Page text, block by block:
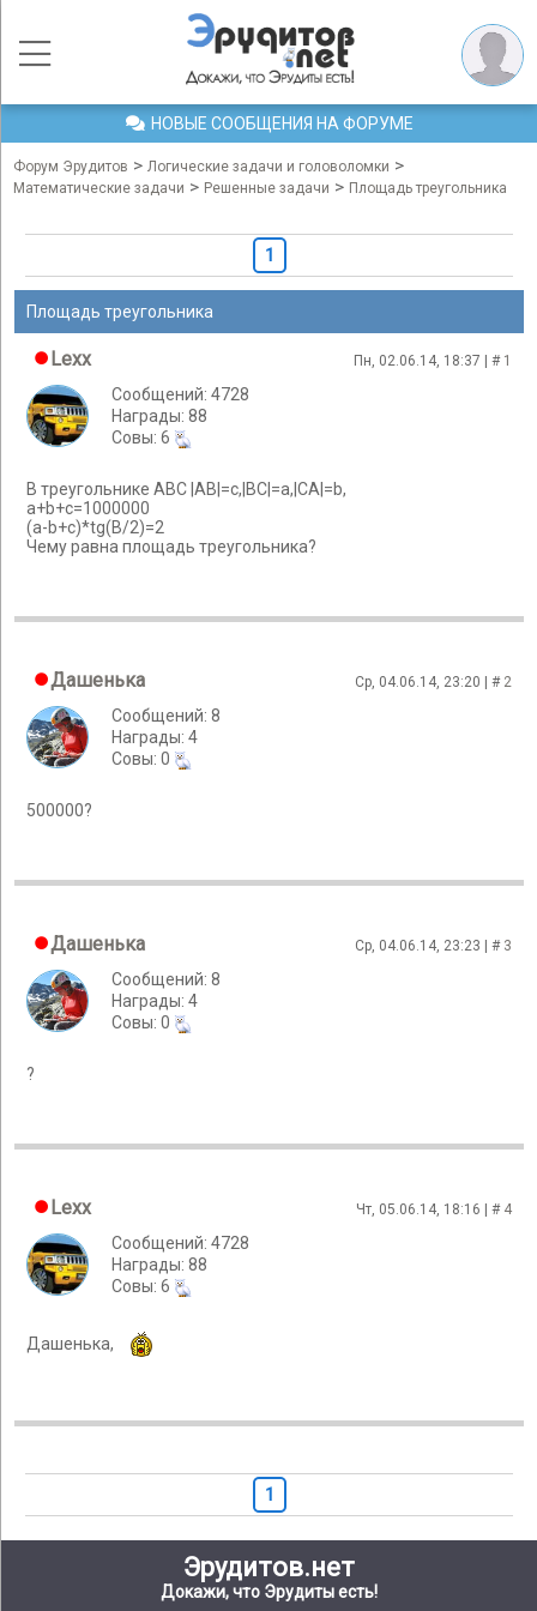
НОВЫЕ СООБЩЕНИЯ НА ФОРУМЕ
Форум Эрудитов > Логические задачи и головоломки >
Математические задачи > Решенные задачи > Площадь треугольника
1
Площадь треугольника
Lexx Пн, 02.06.14, 18:37 | # 1
Сообщений: 4728
Награды: 88
Cовы: 6
В треугольнике ABC |AB|=c,|BC|=a,|CA|=b,
a+b+c=1000000
(a-b+c)*tg(B/2)=2
Чему равна площадь треугольника?
Дашенька Ср, 04.06.14, 23:20 | # 2
Сообщений: 8
Награды: 4
Cовы: 0
500000?
Дашенька Ср, 04.06.14, 23:23 | # 3
Сообщений: 8
Награды: 4
Cовы: 0
?
Lexx Чт, 05.06.14, 18:16 | # 4
Сообщений: 4728
Награды: 88
Cовы: 6
Дашенька,
1
Эрудитов.нет
Докажи, что Эрудиты есть!